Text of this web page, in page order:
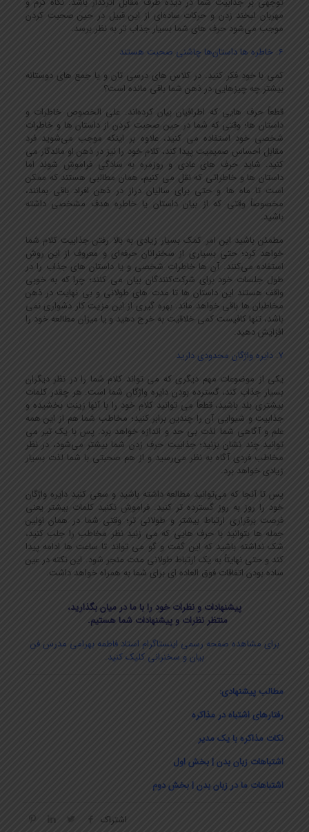
مهربان لبخند زدن و حرکات ساده‌ای از این قبیل در حین صحبت کردن
موجب می‌شود حرف های شما بسیار جذاب تر به نظر برسد.
6. خاطره ها داستان‌ها چاشنی صحبت هستند
کمی با خود فکر کنید. در کلاس های درسی تان و یا جمع های دوستانه
بیشتر چه چیزهایی در ذهن شما باقی مانده است؟
قطعاً حرف هایی که اطرافیان بیان کرده‌اند. علی الخصوص خاطرات و
داستان ها؛ وقتی که شما در حین صحبت کردن از داستان ها و خاطرات
شخصی خود استفاده می کنید، علاوه بر اینکه موجب می‌شوید فرد
مقابل احساس صمیمیت پیدا کند، کلام خود را نیز در ذهن او ماندگار می
کنید. شاید حرف های عادی و روزمره به سادگی فراموش شوند اما
داستان ها و خاطراتی که نقل می کنیم، همان مطالبی هستند که ممکن
است تا ماه ها و حتی برای سالیان دراز در ذهن افراد باقی بمانند،
مخصوصاً وقتی که از بیان داستان یا خاطره هدف مشخصی داشته
باشید.
مطمئن باشید این امر کمک بسیار زیادی به بالا رفتن جذابیت کلام شما
خواهد کرد؛ حتی بسیاری از سخنرانان حرفه‌ای و معروف از این روش
استفاده می‌کنند. آن ها خاطرات شخصی و یا داستان های جذاب را در
طول جلسات خود برای شرکت‌کنندگان بیان می کنند؛ چرا که به خوبی
واقف هستند این داستان ها تا مدت های طولانی و بی نهایت در ذهن
مخاطبان ها باقی خواهد ماند. بهره گیری از این مزیت کار دشواری نمی
باشد، تنها کافیست کمی خلاقیت به خرج دهید و یا میزان مطالعه خود را
افزایش دهید.
7. دایره واژگان محدودی دارید
یکی از موضوعات مهم دیگری که می تواند کلام شما را در نظر دیگران
بسیار جذاب کند، گسترده بودن دایره واژگان شما است. هر چقدر کلمات
بیشتری بلد باشید، قطعاً می توانید کلام خود را با آنها زینت بخشیده و
جذابیت و شیوایی آن را چندین برابر کنید؛ مخاطب شما هم از این همه
علم و آگاهی شما لذت بی حد و اندازه خواهد برد. پس با یک تیر می
توانید چند نشان بزنید؛ جذابیت حرف زدن شما بیشتر می‌شود، در نظر
مخاطب فردی آگاه به نظر می‌رسید و از هم صحبتی با شما لذت بسیار
زیادی خواهد برد.
پس تا آنجا که می‌توانید مطالعه داشته باشید و سعی کنید دایره واژگان
خود را روز به روز گسترده تر کنید. فراموش نکنید کلمات بیشتر یعنی
فرصت برقراری ارتباط بیشتر و طولانی تر؛ وقتی شما در همان اولین
جمله ها بتوانید با حرف هایی که می زنید نظر مخاطب را جلب کنید،
شک نداشته باشید که این گفت و گو می تواند تا ساعت ها ادامه پیدا
کند و حتی نهایتاً به یک ارتباط طولانی مدت منجر شود. این نکته در عین
ساده بودن اتفاقات فوق العاده ای برای شما به همراه خواهد داشت.
پیشنهادات و نظرات خود را با ما در میان بگذارید،
منتظر نظرات و پیشنهادات شما هستیم.
برای مشاهده صفحه رسمی اینستاگرام استاد فاطمه بهرامی مدرس فن
بیان و سخنرانی کلیک کنید.
مطالب پیشنهادی:
رفتارهای اشتباه در مذاکره
نکات مذاکره با یک مدیر
اشتباهات زبان بدن | بخش اول
اشتباهات ما در زبان بدن | بخش دوم
اشتراک